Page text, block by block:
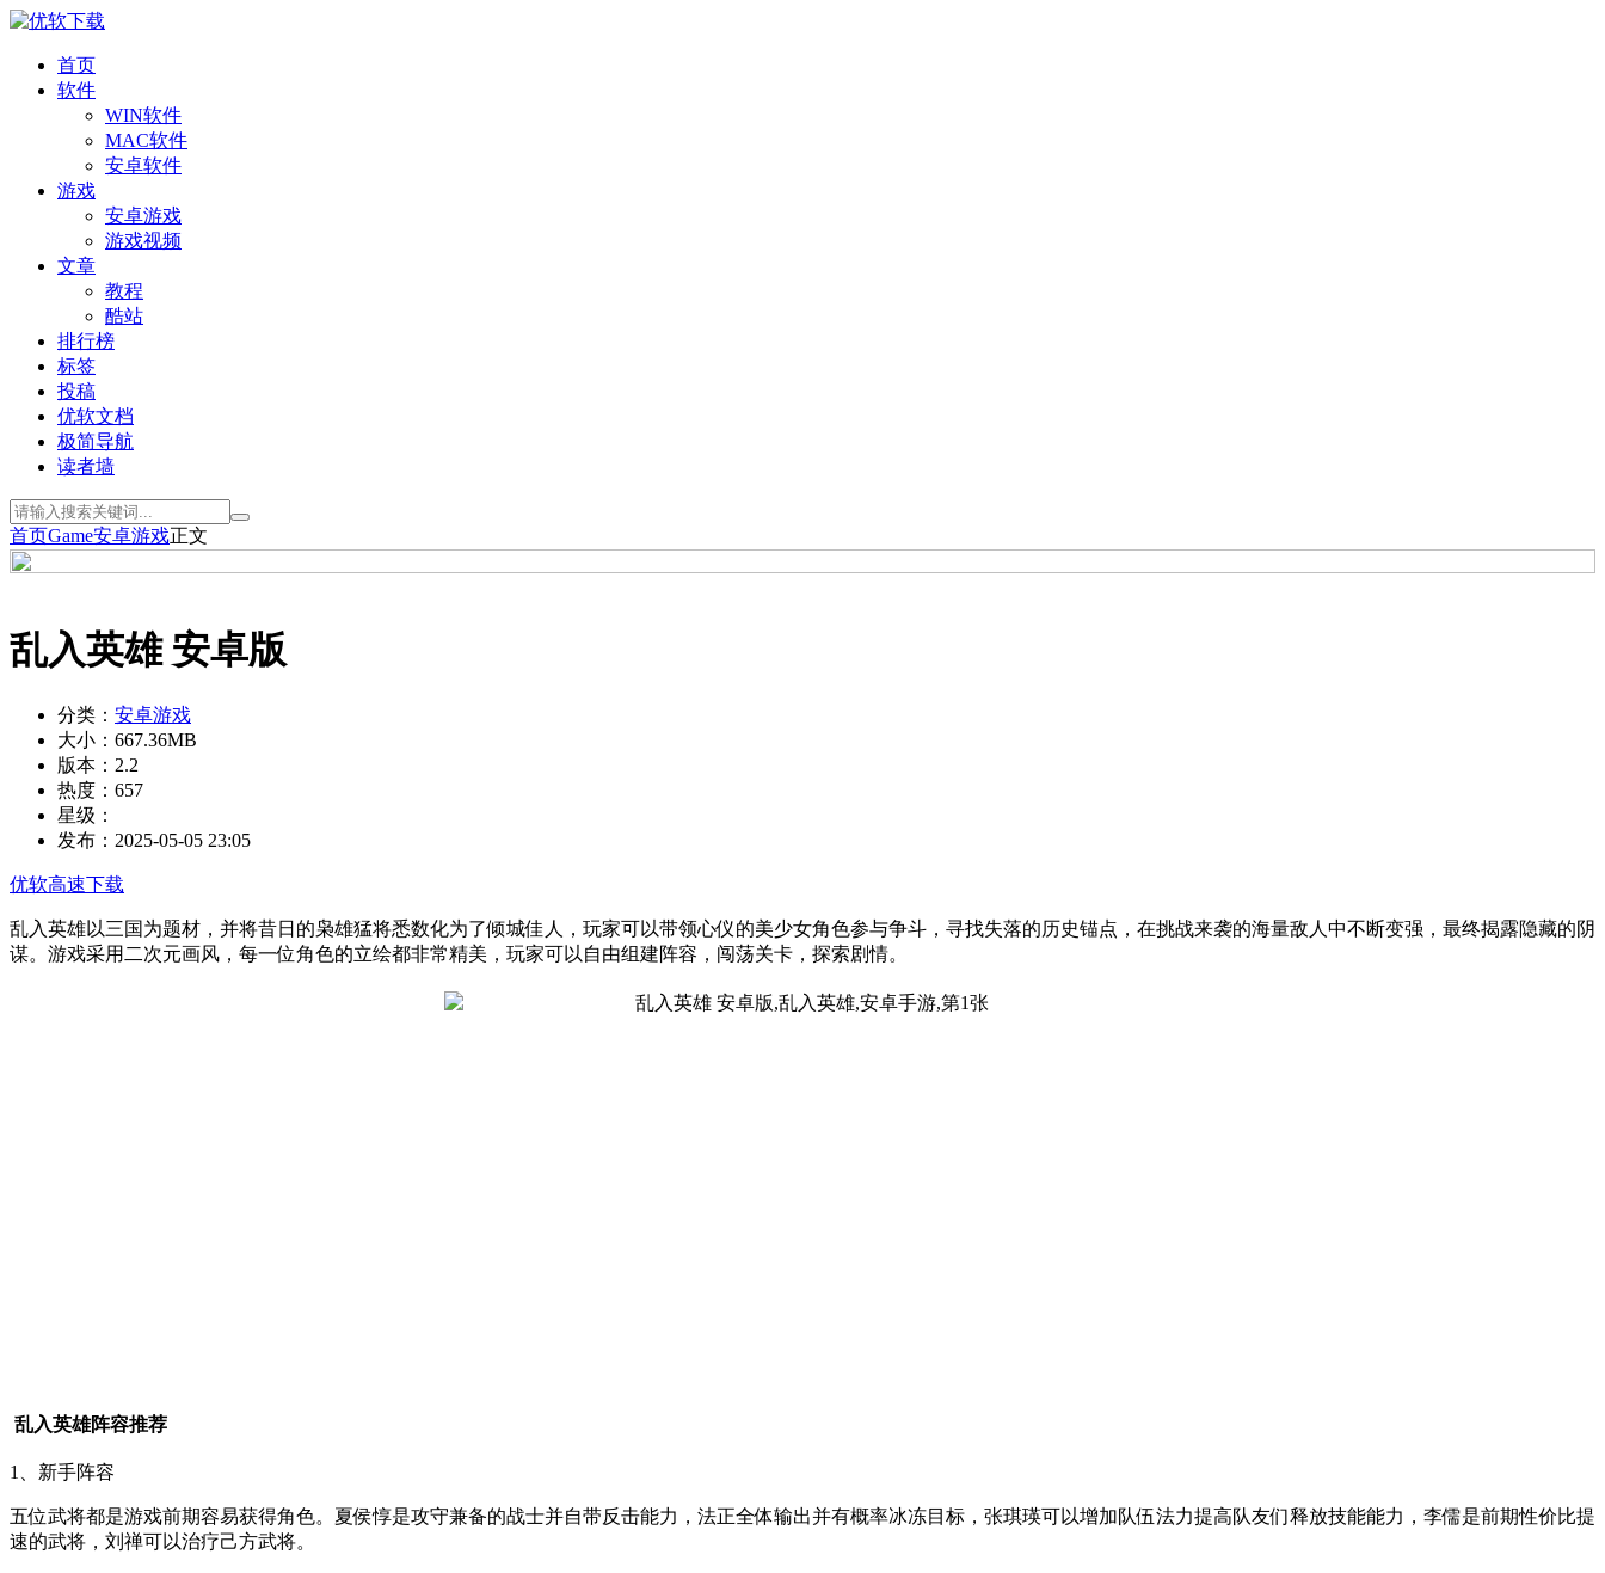
首页
软件
WIN软件
MAC软件
安卓软件
游戏
安卓游戏
游戏视频
文章
教程
酷站
排行榜
标签
投稿
优软文档
极简导航
读者墙
首页Game安卓游戏正文
乱入英雄 安卓版
分类： 安卓游戏
大小： 667.36MB
版本： 2.2
热度： 657
星级：
发布： 2025-05-05 23:05
优软高速下载
乱入英雄以三国为题材，并将昔日的枭雄猛将悉数化为了倾城佳人，玩家可以带领心仪的美少女角色参与争斗，寻找失落的历史锚点，在挑战来袭的海量敌人中不断变强，最终揭露隐藏的阴
谋。游戏采用二次元画风，每一位角色的立绘都非常精美，玩家可以自由组建阵容，闯荡关卡，探索剧情。
乱入英雄阵容推荐
1、新手阵容
五位武将都是游戏前期容易获得角色。夏侯惇是攻守兼备的战士并自带反击能力，法正全体输出并有概率冰冻目标，张琪瑛可以增加队伍法力提高队友们释放技能能力，李儒是前期性价比提
速的武将，刘禅可以治疗己方武将。